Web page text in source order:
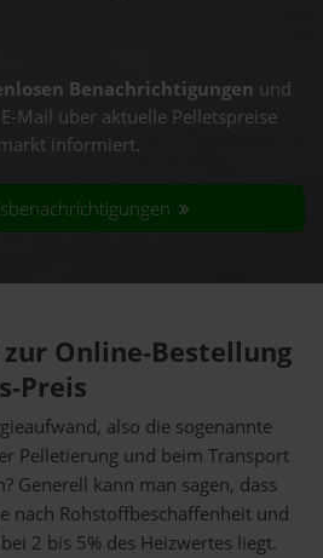
Benachrichtigungen und
Mail über aktuelle Pelletspreise
informiert.
Online-Bestellung
Preis
also die sogenannte
Pelletierung und beim Transport
Generell kann man sagen, dass
nach Rohstoffbeschaffenheit und
2 bis 5% des Heizwertes liegt.